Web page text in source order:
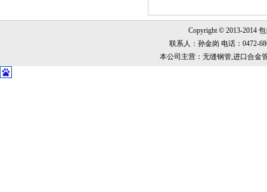
Copyright © 2013-2014
联系人：孙金岗 电话：0472-
本公司主营：无缝钢管,进口合金